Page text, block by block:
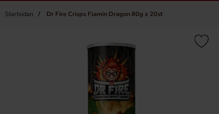
Startsidan Dr Fire Crisps Flamin Dragon 80g x 20st
Du kanske också gillar…
×